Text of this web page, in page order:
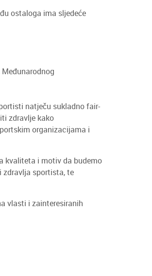
ostaloga ima sljedeće
natječu sukladno fair-
zdravlje kako
organizacijama i
kvaliteta i motiv da budemo
zdravlja sportista, te
vlasti i zainteresiranih